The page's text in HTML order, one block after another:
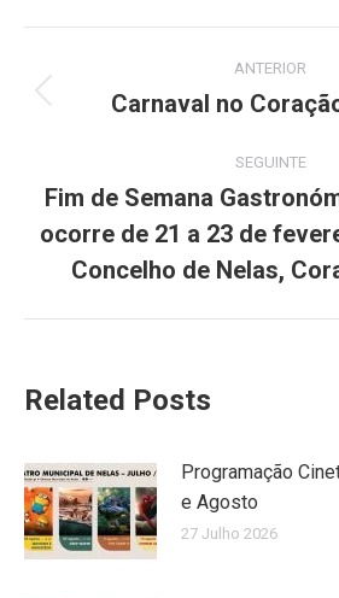
navigation
ANTERIOR
Carnaval no
SEGUINTE
Next
post:
Fim de Semana
ocorre de 21 a 23 de
Concelho de Nelas,
Related Posts
Programação
e Agosto
27 Julho 2026